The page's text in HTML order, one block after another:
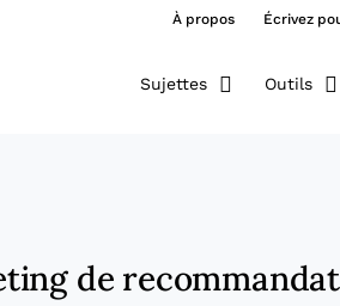
À propos Écrivez
Sujettes Outils
de